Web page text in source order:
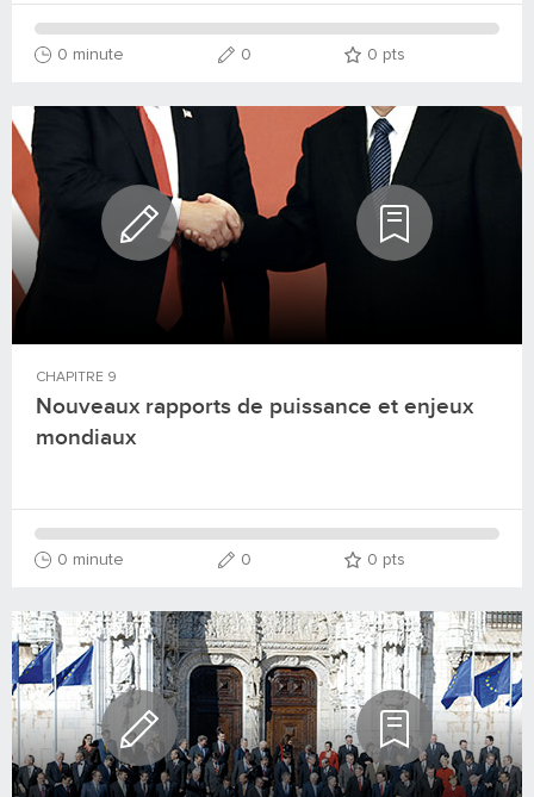
0 minute 0 0 pts
CHAPITRE 9
Nouveaux rapports de puissance et enjeux
mondiaux
0 minute 0 0 pts